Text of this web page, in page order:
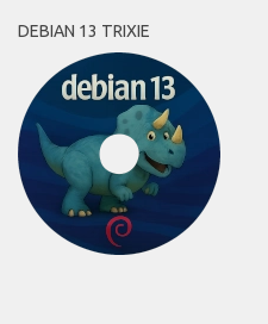
DEBIAN 13 TRIXIE